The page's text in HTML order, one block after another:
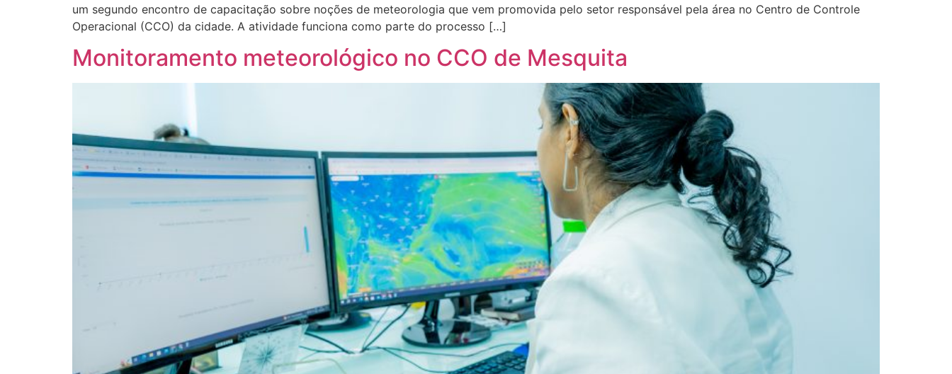
um segundo encontro de capacitação sobre noções de meteorologia que vem promovida pelo setor responsável pela área no Centro de Controle
Operacional (CCO) da cidade. A atividade funciona como parte do processo […]
Monitoramento meteorológico no CCO de Mesquita